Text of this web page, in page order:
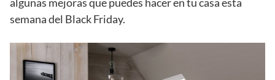
semana del Black Friday.